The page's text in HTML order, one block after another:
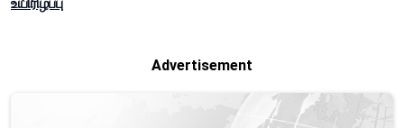
Advertisement